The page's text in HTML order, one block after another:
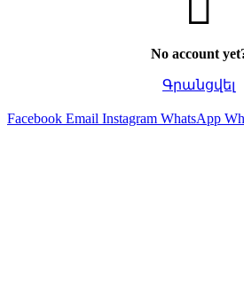
No account
Գրանցվել
Facebook Email Instagram WhatsApp